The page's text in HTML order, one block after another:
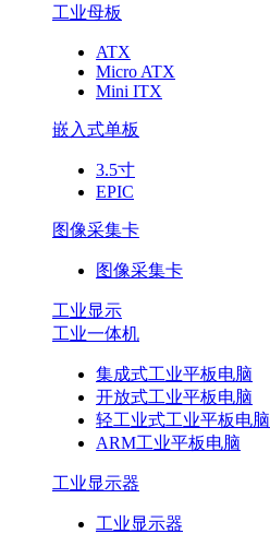
工业母板
ATX
Micro ATX
Mini ITX
嵌入式单板
3.5寸
EPIC
图像采集卡
图像采集卡
工业显示
工业一体机
集成式工业平板电脑
开放式工业平板电脑
轻工业式工业平板电脑
ARM工业平板电脑
工业显示器
工业显示器